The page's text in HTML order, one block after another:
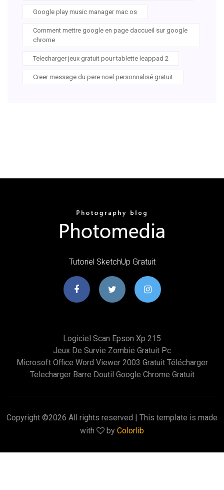
Google play music manager mac os
Comment mettre google en page daccueil sur google
chrome
Telecharger jeux gratuit pour tablette leappad 2
Creer message du pere noel personnalisé gratuit
Tutoriel SketchUp Gratuit
Logiciel Scan Epson Xp 215
Jeux De Survie Zombie Gratuit Pc
Microsoft Office Word Viewer 2003 Gratuit Télécharger
Telecharger Barre Doutil Google Chrome Gratuit
Copyright ©2026 All rights reserved | This template is made
with
by Colorlib